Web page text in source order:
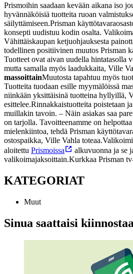
Prismoihin saadaan kevään aikana iso
hyvännäköisiä tuotteita ruoan
säilyttämiseen.Prisman
konsepti uudistuu kodin osalta.
Vähittäiskaupan ketjuohjauksesta
todellinen positiivinen muutos Prisman
Tuotteet ovat aivan uudella hintatasolla
mutta samalla myös laadukkaita, Ville
massoittainMuutosta tapahtuu myös
Tuotteita tuodaan esille myymälöissä
niinkään yksittäisinä tuotteina hyllyillä,
esittelee.Rinnakkaistuotteita poistetaan
muillakin tavoin. – Näin asiakas saa
on tarjolla. Tavoitteenamme on helpottaa
mielenkiintoa, tehdä Prisman
ostospaikka, Ville Vahla toteaa.
aloitettu Prismoissa
alkuvuonna ja se
valikoimajaksoittain.Kurkkaa Prisman
KATEGORIAT
Muut
Sinua saattaisi kiinnostaa